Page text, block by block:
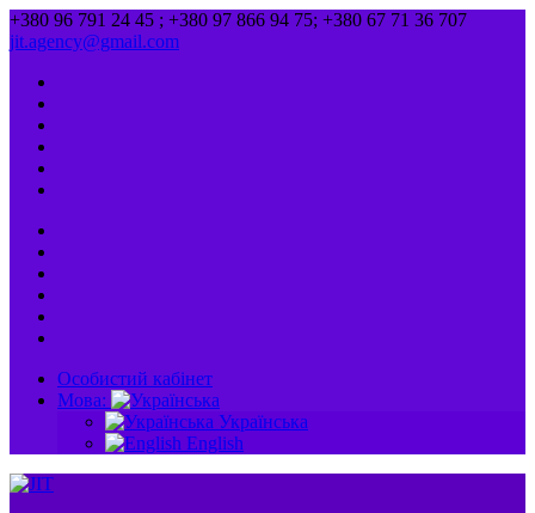
+380 96 791 24 45 ; +380 97 866 94 75; +380 67 71 36 707
jit.agency@gmail.com
Особистий кабінет
Мова:
Українська
English